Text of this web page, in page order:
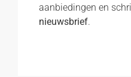
aanbiedingen en
nieuwsbrief.